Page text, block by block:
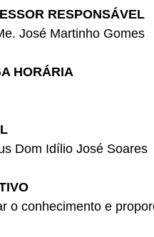
RESPONSÁVEL
José Martinho Gomes
HORÁRIA
Dom Idílio José Soares
o conhecimento e